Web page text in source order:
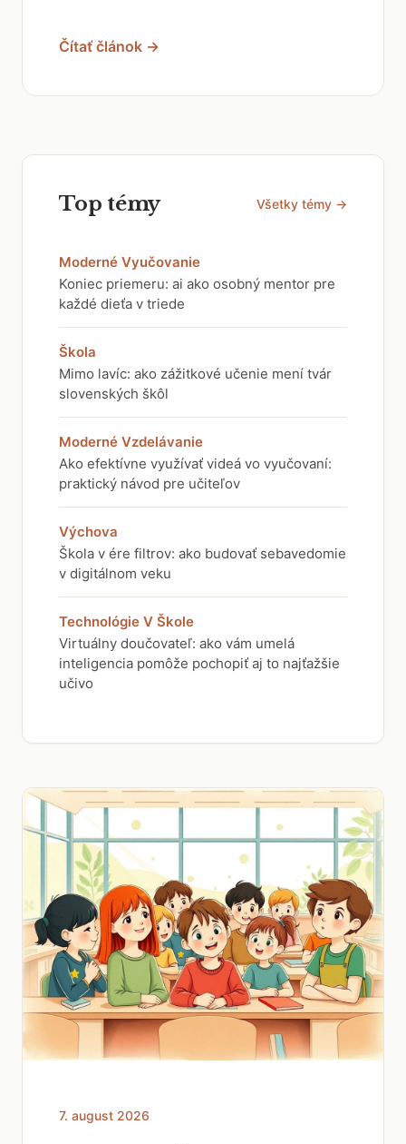
Čítať článok →
Top témy Všetky témy →
Moderné Vyučovanie
Koniec priemeru: ai ako osobný mentor pre
každé dieťa v triede
Škola
Mimo lavíc: ako zážitkové učenie mení tvár
slovenských škôl
Moderné Vzdelávanie
Ako efektívne využívať videá vo vyučovaní:
praktický návod pre učiteľov
Výchova
Škola v ére filtrov: ako budovať sebavedomie
v digitálnom veku
Technológie V Škole
Virtuálny doučovateľ: ako vám umelá
inteligencia pomôže pochopiť aj to najťažšie
učivo
7. august 2026